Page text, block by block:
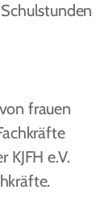
frauen
e.V.